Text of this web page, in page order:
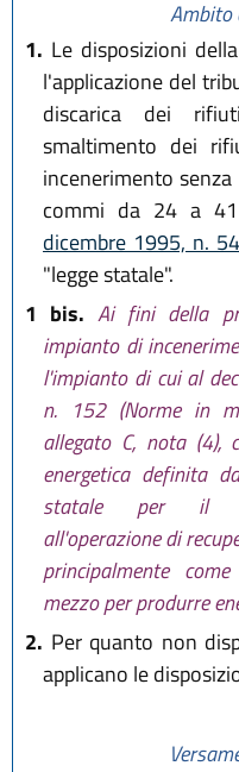
Ambito
1. Le disposizioni
l'applicazione del
discarica dei
smaltimento dei
incenerimento
commi da 24 a
dicembre 1995, n.
"legge statale".
1 bis. Ai fini della
impianto di
l'impianto di cui al
n. 152 (Norme in
allegato C, nota (4),
energetica definita
statale per il
all'operazione di
principalmente
mezzo per produrre
2. Per quanto non
applicano le